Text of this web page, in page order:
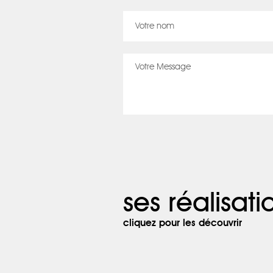
ses
cliquez pour les découvrir